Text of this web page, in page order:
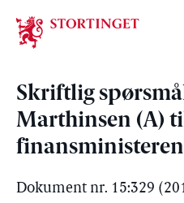
Stortinget.no
Skriftlig
Marthinsen (A)
finansministeren
Dokument nr. 15:329